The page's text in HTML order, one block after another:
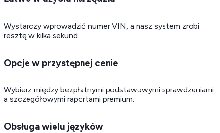
Wystarczy wprowadzić numer VIN, a nasz system zrobi
resztę w kilka sekund.
Opcje w przystępnej cenie
Wybierz między bezpłatnymi podstawowymi sprawdzeniami
a szczegółowymi raportami premium.
Obsługa wielu języków